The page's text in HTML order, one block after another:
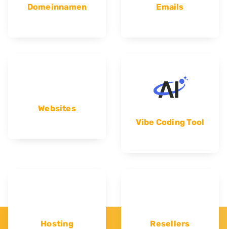
Domeinnamen Emails
Websites
Vibe Coding Tool
Hosting Resellers